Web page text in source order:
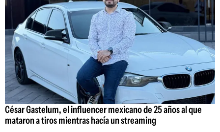
César Gastelum, el influencer mexicano de 25 años al que
mataron a tiros mientras hacía un streaming